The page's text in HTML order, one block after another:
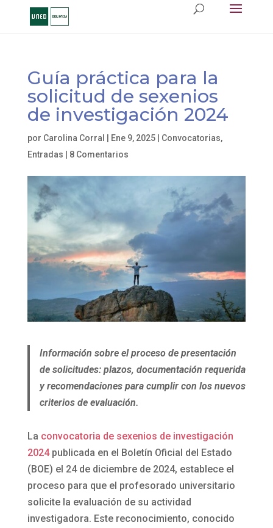
Guía práctica para la
solicitud de sexenios
de investigación 2024
por Carolina Corral Ene 9, 2025| Convocatorias,
Entradas
8 Comentarios
Información sobre el proceso de presentación
de solicitudes: plazos, documentación requerida
y recomendaciones para cumplir con los nuevos
criterios de evaluación.
La convocatoria de sexenios de investigación
2024publicada en el Boletín Oficial del Estado
(BOE) el 24 de diciembre de 2024, establece el
proceso para que el profesorado universitario
solicite la evaluación de su actividad
investigadora. Este reconocimiento, conocido